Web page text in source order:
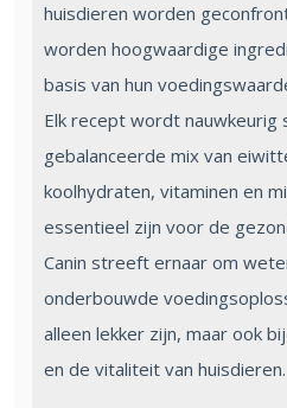
huisdieren worden
worden hoogwaardige
basis van hun
Elk recept wordt nauwkeurig
gebalanceerde mix van
koolhydraten, vitaminen en
essentieel zijn voor de
Canin streeft ernaar om
onderbouwde
alleen lekker zijn, maar ook
en de vitaliteit van huisdieren.